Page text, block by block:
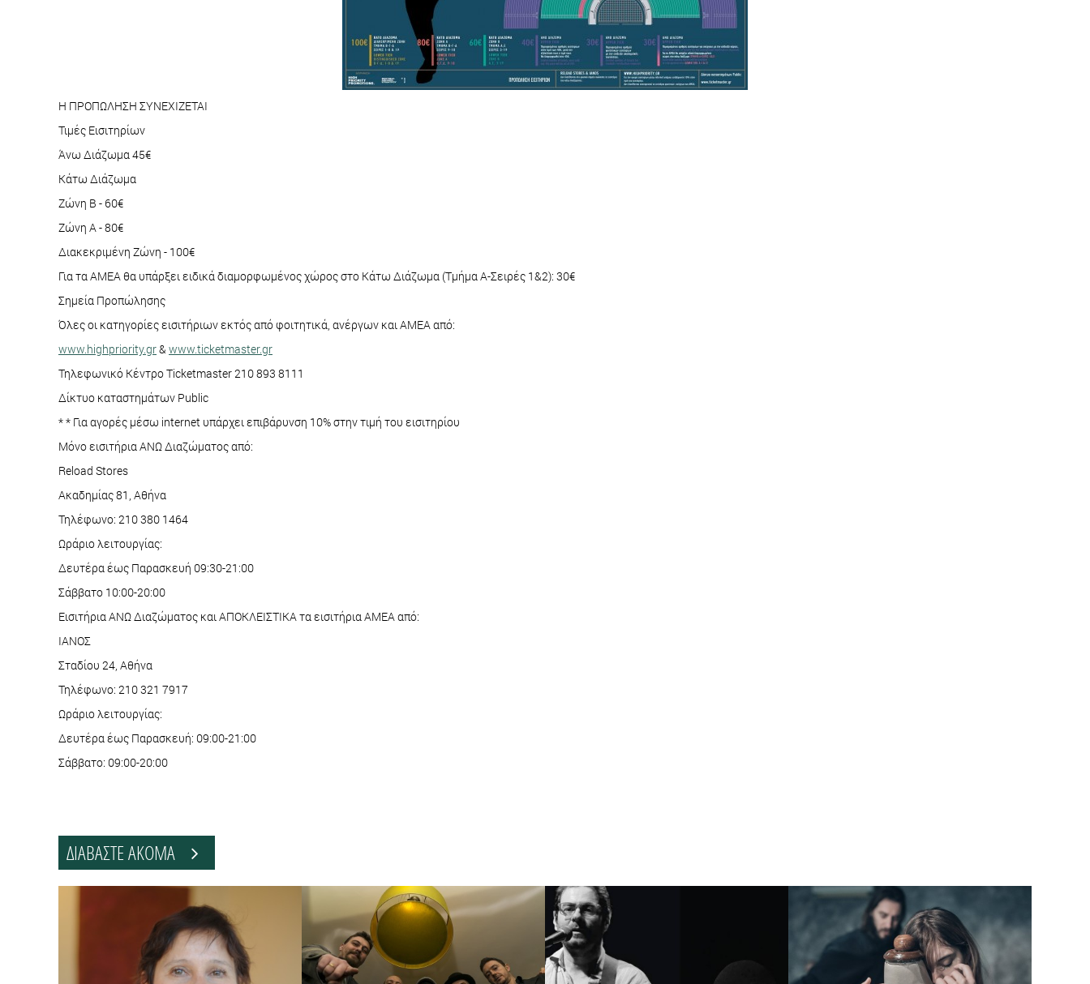
Η ΠΡΟΠΩΛΗΣΗ ΣΥΝΕΧΙΖΕΤΑΙ
Τιμές Εισιτηρίων
Άνω Διάζωμα 45€
Κάτω Διάζωμα
Ζώνη Β - 60€
Ζώνη Α - 80€
Διακεκριμένη Ζώνη - 100€
Για τα ΑΜΕΑ θα υπάρξει ειδικά διαμορφωμένος χώρος στο Κάτω Διάζωμα (Τμήμα Α-Σειρές 1&2): 30€
Σημεία Προπώλησης
Όλες οι κατηγορίες εισιτήριων εκτός από φοιτητικά, ανέργων και ΑΜΕΑ από:
www.highpriority.gr& www.ticketmaster.gr
Τηλεφωνικό Kέντρο Ticketmaster 210 893 8111
Δίκτυο καταστημάτων Public
* * Για αγορές μέσω internet υπάρχει επιβάρυνση 10% στην τιμή του εισιτηρίου
Μόνο εισιτήρια ΑΝΩ Διαζώματος από:
Reload Stores
Ακαδημίας 81, Αθήνα
Τηλέφωνο: 210 380 1464
Ωράριο λειτουργίας:
Δευτέρα έως Παρασκευή 09:30-21:00
Σάββατο 10:00-20:00
Eισιτήρια ΑΝΩ Διαζώματος και ΑΠΟΚΛΕΙΣΤΙΚΑ τα εισιτήρια ΑΜΕΑ από:
ΙΑΝΟΣ
Σταδίου 24, Αθήνα
Τηλέφωνο: 210 321 7917
Ωράριο λειτουργίας:
Δευτέρα έως Παρασκευή: 09:00-21:00
Σάββατο: 09:00-20:00
ΔΙΑΒΑΣΤΕ ΑΚΟΜΑ